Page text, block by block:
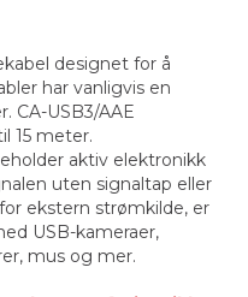
designet for å
har vanligvis en
CA-USB3/AAE
15 meter.
aktiv elektronikk
uten signaltap eller
ekstern strømkilde, er
USB-kameraer,
mus og mer.